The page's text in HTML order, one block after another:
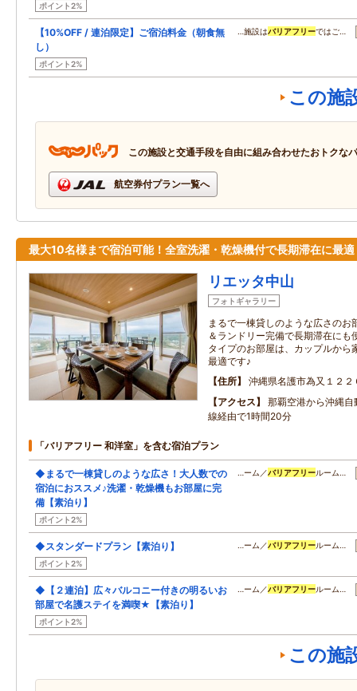
ポイント2%
【10%OFF / 連泊限定】ご宿泊料金（朝食無
し）
ポイント2%
…施設はバリアフリーではご…
この施
この施設と交通手段を自由に組み合わせたおトクな
航空券付プラン一覧へ
最大10名様まで宿泊可能！全室洗濯・乾燥機付で長期滞在に最適
リエッタ中山
フォトギャラリー
まるで一棟貸しのような広さの
＆ランドリー完備で長期滞在にも
タイプのお部屋は、カップルから
最適です♪
住所
沖縄県名護市為又１２
アクセス
那覇空港から沖縄
線経由で1時間20分
「バリアフリー 和洋室」を含む宿泊プラン
◆まるで一棟貸しのような広さ！大人数での
宿泊におススメ♪洗濯・乾燥機もお部屋に完
備【素泊り】
ポイント2%
…ーム／バリアフリールーム…
◆スタンダードプラン【素泊り】
ポイント2%
…ーム／バリアフリールーム…
◆【２連泊】広々バルコニー付きの明るいお
部屋で名護ステイを満喫★【素泊り】
ポイント2%
…ーム／バリアフリールーム…
この施